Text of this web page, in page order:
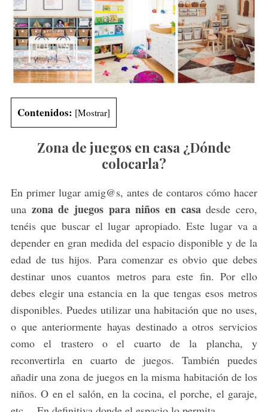
Contenidos: [Mostrar]
Zona de juegos en casa ¿Dónde
colocarla?
En primer lugar amig@s, antes de contaros cómo hacer
unazona de juegos para niños en casadesde cero,
tenéis que buscar el lugar apropiado. Este lugar va a
depender en gran medida del espacio disponible y de la
edad de tus hijos. Para comenzar es obvio que debes
destinar unos cuantos metros para este fin. Por ello
debes elegir una estancia en la que tengas esos metros
disponibles. Puedes utilizar una habitación que no uses,
o que anteriormente hayas destinado a otros servicios
como el trastero o el cuarto de la plancha, y
reconvertirla en cuarto de juegos. También puedes
añadir una zona de juegos en la misma habitación de los
niños. O en el salón, en la cocina, el porche, el garaje,